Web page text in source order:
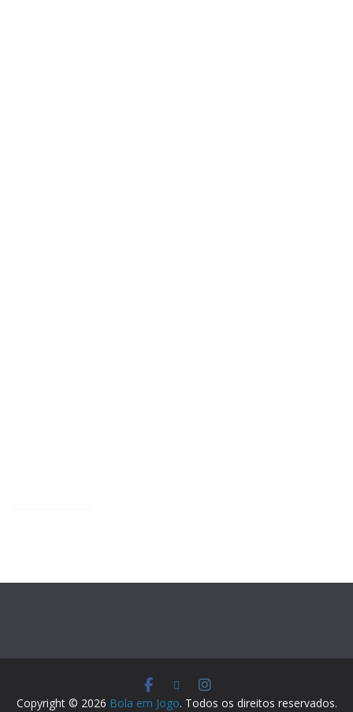
Copyright © 2026 Bola em Jogo. Todos os direitos reservados.